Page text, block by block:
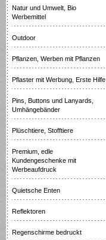
Natur und Umwelt, Bio
Werbemittel
Outdoor
Pflanzen, Werben mit Pflanzen
Pflaster mit Werbung, Erste Hilfe
Pins, Buttons und Lanyards,
Umhängebänder
Plüschtiere, Stofftiere
Premium, edle
Kundengeschenke mit
Werbeaufdruck
Quietsche Enten
Reflektoren
Regenschirme bedruckt